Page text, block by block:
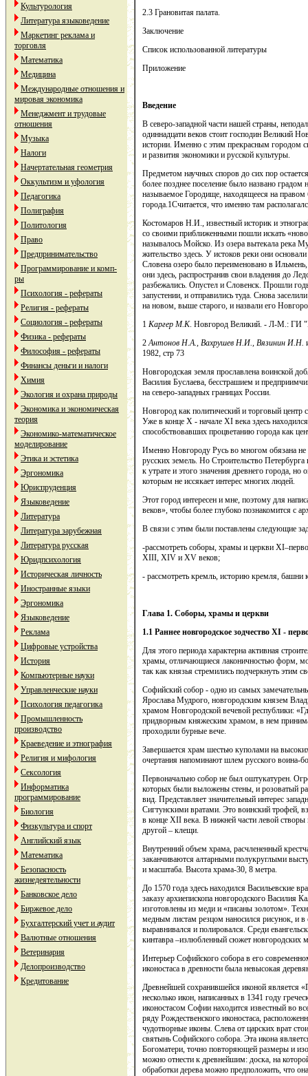
Культурология
Литература языковедение
Маркетинг реклама и
торговля
Математика
Медицина
Международные отношения и
мировая экономика
Менеджмент и трудовые
отношения
Музыка
Налоги
Начертательная геометрия
Оккультизм и уфология
Педагогика
Полиграфия
Политология
Право
Предпринимательство
Программирование и комп-
ры
Психология - рефераты
Религия - рефераты
Социология - рефераты
Физика - рефераты
Философия - рефераты
Финансы деньги и налоги
Химия
Экология и охрана природы
Экономика и экономическая
теория
Экономико-математическое
моделирование
Этика и эстетика
Эргономика
Юриспруденция
Языковедение
Литература
Литература зарубежная
Литература русская
Юридпсихология
Историческая личность
Иностранные языки
Эргономика
Языковедение
Реклама
Цифровые устройства
История
Компьютерные науки
Управленческие науки
Психология педагогика
Промышленность
производство
Краеведение и этнография
Религия и мифология
Сексология
Информатика
программирование
Биология
Физкультура и спорт
Английский язык
Математика
Безопасность
жизнедеятельности
Банковское дело
Биржевое дело
Бухгалтерский учет и аудит
Валютные отношения
Ветеринария
Делопроизводство
Кредитование
2.3 Грановитая палата.
Заключение
Список использованной литературы
Приложение
Введение
В северо-западной части нашей страны,
одиннадцати веков стоит господин Великий
истории. Именно с этим прекрасным городом
и развития экономики и русской культуры.
Предметом научных споров до сих пор
более позднее поселение было названо
называемое Городище, находящееся на
города.1Считается, что именно там
Костомаров Н.И., известный историк и
со своими приближенными пошли искать
называлось Мойско. Из озера вытекала река
жительство здесь. У истоков реки они
Словена озеро было переименовано в
они здесь, распространив свои владения до
разбежались. Опустел и Словенск. Прошли
запустении, и отправились туда. Снова
на новом, выше старого, и назвали его
1 Каргер М.К. Новгород Великий. - Л-М.: ГИ
2Антонов Н.А., Вахрушев Н.И., Вязинин И.Н.
1982, стр 73
Новгородская земля прославлена воинской
Василия Буслаева, бесстрашием и
на северо-западных границах России.
Новгород как политический и торговый центр
Уже в конце X - начале XI века здесь
способствовавших процветанию города как
Именно Новгороду Русь во многом обязана не
русских земель. Но Строительство
к утрате и этого значения древнего города,
которым не иссякает интерес многих людей.
Этот город интересен и мне, поэтому для
веков», чтобы более глубоко познакомится с
В связи с этим были поставлены следующие
-рассмотреть соборы, храмы и церкви
XIII, XIV и XV веков;
- рассмотреть кремль, историю кремля, башни
Глава 1. Соборы, храмы и церкви
1.1 Раннее новгородское зодчество XI -
Для этого периода характерна активная
храмы, отличающиеся лаконичностью форм,
так как князья стремились подчеркнуть этим
Софийский собор - одно из самых
Ярослава Мудрого, новгородским князем
храмом Новгородской вечевой республики:
придворным княжеским храмом, в нем
проходили бурные вече.
Завершается храм шестью куполами на
очертания напоминают шлем русского воина-
Первоначально собор не был оштукатурен.
которых были выложены стены, и розоватый
вид. Представляет значительный интерес
Сигтунскими вратами. Это воинский трофей,
в конце XII века. В нижней части левой
другой – клещи.
Внутренний объем храма, расчлененный
заканчиваются алтарными полукруглыми
и масштаба. Высота храма-30, 8 метра.
До 1570 года здесь находился Васильевские
заказу архиепископа новгородского Василия
изготовлены из меди и «писаны золотом».
медным листам резцом наносился рисунок, и в
выравнивался и полировался. Среди
кинтавра –излюбленный сюжет новгородских
Интерьер Софийского собора в его
иконостаса в древности была невысокая
Древнейшей сохранившейся иконой является
несколько икон, написанных в 1341 году
иконостасом Софии находится известный во
ряду Рождественского иконостаса,
чудотворные иконы. Слева от царских врат
святынь Софийского собора. Эта икона
Богоматери, точно повторяющей размеры и
можно отнести к древнейшим: доска, на
обработки дерева можно предположить, что